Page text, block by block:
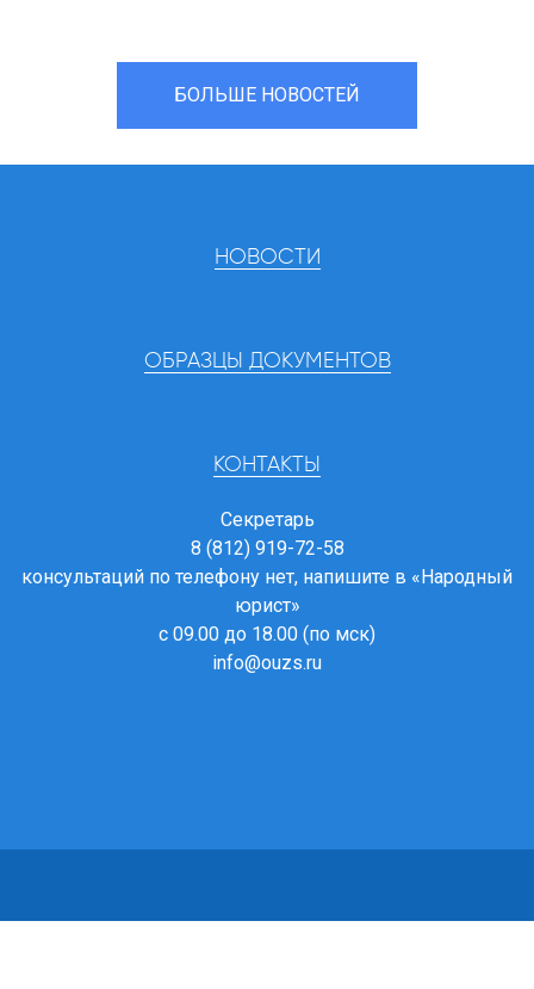
БОЛЬШЕ НОВОСТЕЙ
НОВОСТИ
ОБРАЗЦЫ ДОКУМЕНТОВ
КОНТАКТЫ
Секретарь
8 (812) 919-72-58
консультаций по телефону нет, напишите в «Народный
юрист»
с 09.00 до 18.00 (по мск)
info@ouzs.ru